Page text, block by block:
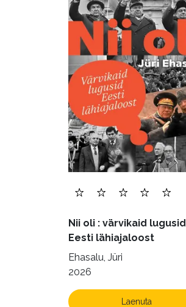
Nii oli : värvikaid lugusid
Eesti lähiajaloost
Ehasalu, Jüri
2026
Laenuta